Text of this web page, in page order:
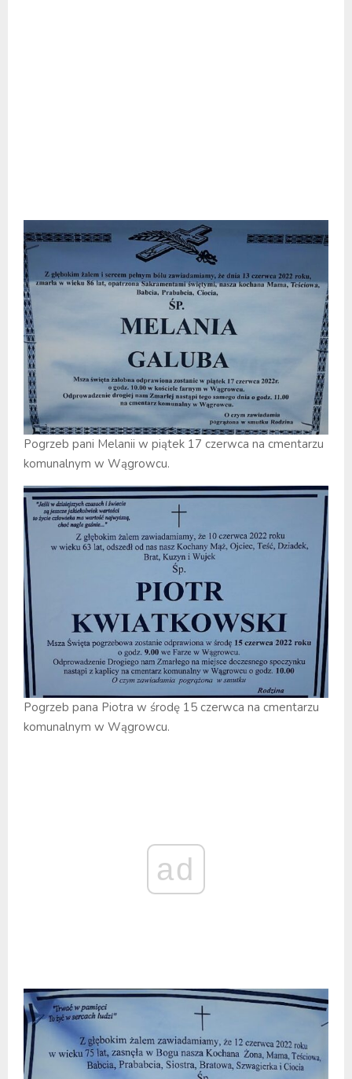
Pogrzeb pani Melanii w piątek 17 czerwca na cmentarzu
komunalnym w Wągrowcu.
Pogrzeb pana Piotra w środę 15 czerwca na cmentarzu
komunalnym w Wągrowcu.
ad